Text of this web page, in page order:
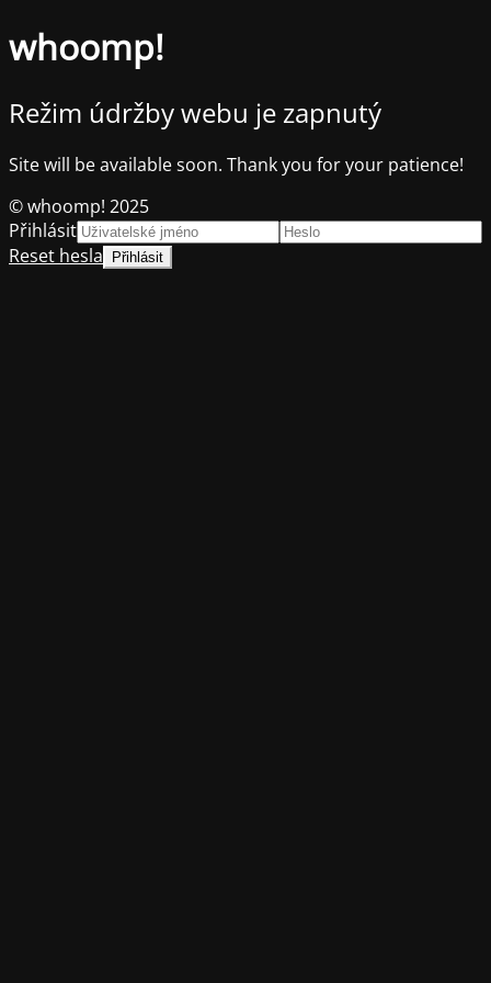
whoomp!
Režim údržby webu je zapnutý
Site will be available soon. Thank you for your patience!
© whoomp! 2025
Přihlásit
Reset hesla